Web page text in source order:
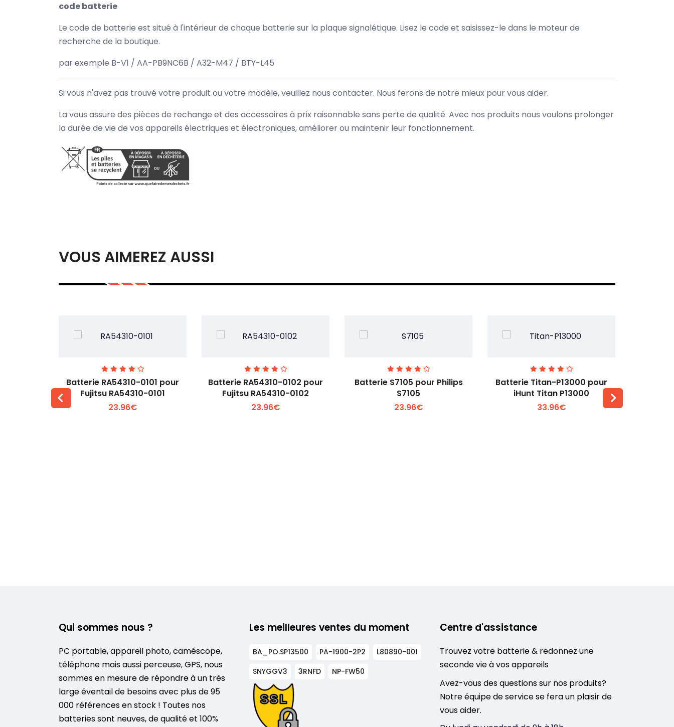
code batterie
Le code de batterie est situé à l'intérieur de chaque batterie sur la plaque signalétique. Lisez le code et saisissez-le dans le moteur de
recherche de la boutique.
par exemple B-V1 / AA-PB9NC6B / A32-M47 / BTY-L45
Si vous n'avez pas trouvé votre produit ou votre modèle, veuillez nous contacter. Nous ferons de notre mieux pour vous aider.
La vous assure des pièces de rechange et des accessoires à prix raisonnable sans perte de qualité. Avec nos produits nous voulons prolonger
la durée de vie de vos appareils électriques et électroniques, améliorer ou maintenir leur fonctionnement.
VOUS AIMEREZ AUSSI
Voir plus +
Batterie RA54310-0101 pour
Fujitsu RA54310-0101
23.96€
Voir plus +
Batterie RA54310-0102 pour
Fujitsu RA54310-0102
23.96€
Voir plus +
Batterie S7105 pour Philips
S7105
23.96€
Voir plus +
Batterie Titan-P13000 pour
iHunt Titan P13000
33.96€
Qui sommes nous ?
PC portable, appareil photo, caméscope,
téléphone mais aussi perceuse, GPS, nous
sommes en mesure de répondre à un très
large éventail de besoins avec plus de 95
000 références en stock ! Toutes nos
batteries sont neuves, de qualité et 100%
Les meilleures ventes du moment
BA_PO.SP13500 PA-1900-2P2
L80890-001
SNYGGV3
3RNFD NP-FW50
Centre d'assistance
Trouvez votre batterie & redonnez une
seconde vie à vos appareils
Avez-vous des questions sur nos produits?
Notre équipe de service se fera un plaisir de
vous aider.